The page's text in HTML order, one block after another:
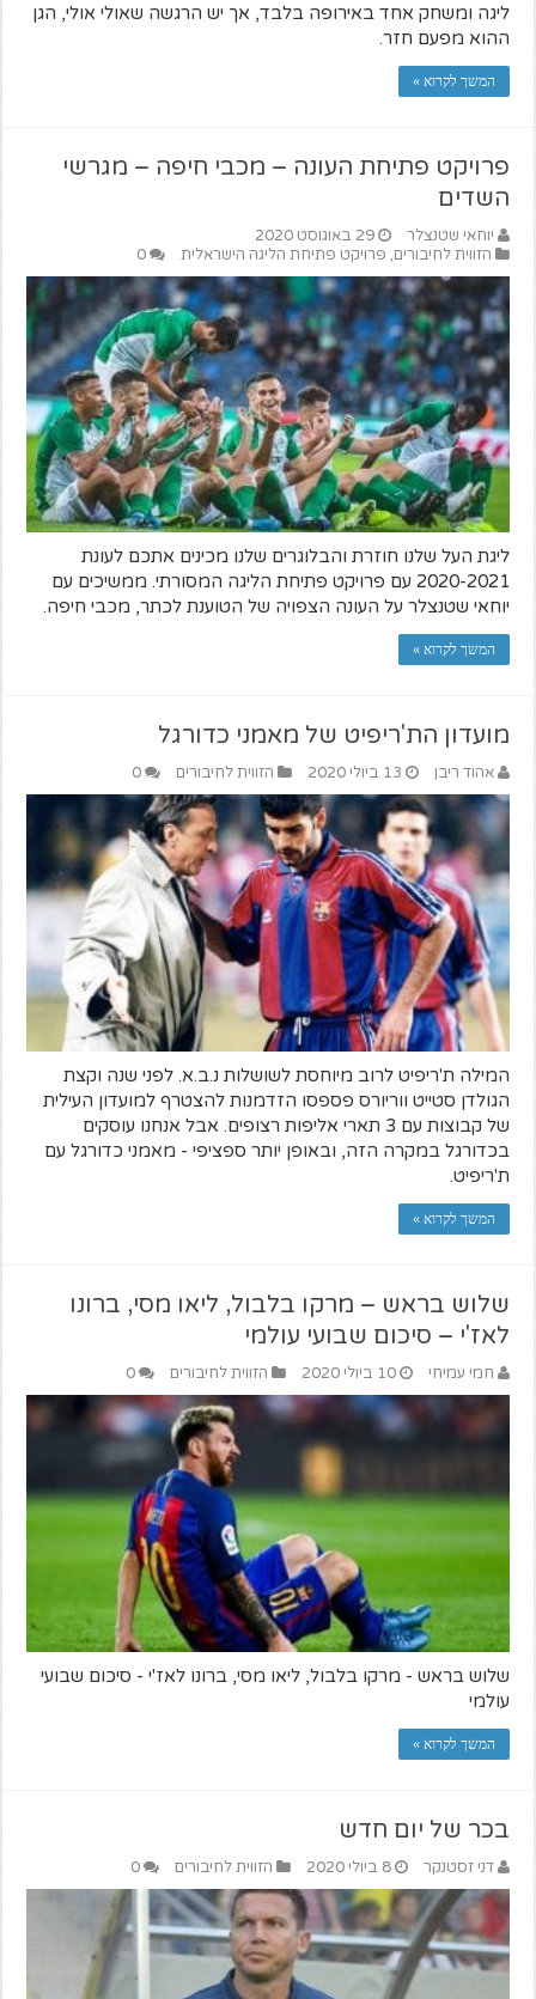
ליגה ומשחק אחד באירופה בלבד, אך יש הרגשה שאולי אולי, הגן
ההוא מפעם חזר.
המשך לקרוא »
פרויקט פתיחת העונה – מכבי חיפה – מגרשי
השדים
יוחאי שטנצלר
29 באוגוסט 2020
הזווית לחיבורים, פרויקט פתיחת הליגה הישראלית 0
ליגת העל שלנו חוזרת והבלוגרים שלנו מכינים אתכם לעונת
2020-2021 עם פרויקט פתיחת הליגה המסורתי. ממשיכים עם
יוחאי שטנצלר על העונה הצפויה של הטוענת לכתר, מכבי חיפה.
המשך לקרוא »
מועדון הת'ריפיט של מאמני כדורגל
אהוד ריבן 13 ביולי 2020 הזווית לחיבורים 0
המילה ת'ריפיט לרוב מיוחסת לשושלות נ.ב.א. לפני שנה וקצת
הגולדן סטייט ווריורס פספסו הזדמנות להצטרף למועדון העילית
של קבוצות עם 3 תארי אליפות רצופים. אבל אנחנו עוסקים
בכדורגל במקרה הזה, ובאופן יותר ספציפי - מאמני כדורגל עם
ת'ריפיט.
המשך לקרוא »
שלוש בראש – מרקו בלבול, ליאו מסי, ברונו
לאז'י – סיכום שבועי עולמי
חמי עמיחי 10 ביולי 2020 הזווית לחיבורים 0
שלוש בראש - מרקו בלבול, ליאו מסי, ברונו לאז'י - סיכום שבועי
עולמי
המשך לקרוא »
בכר של יום חדש
דני זסטנקר 8 ביולי 2020 הזווית לחיבורים 0